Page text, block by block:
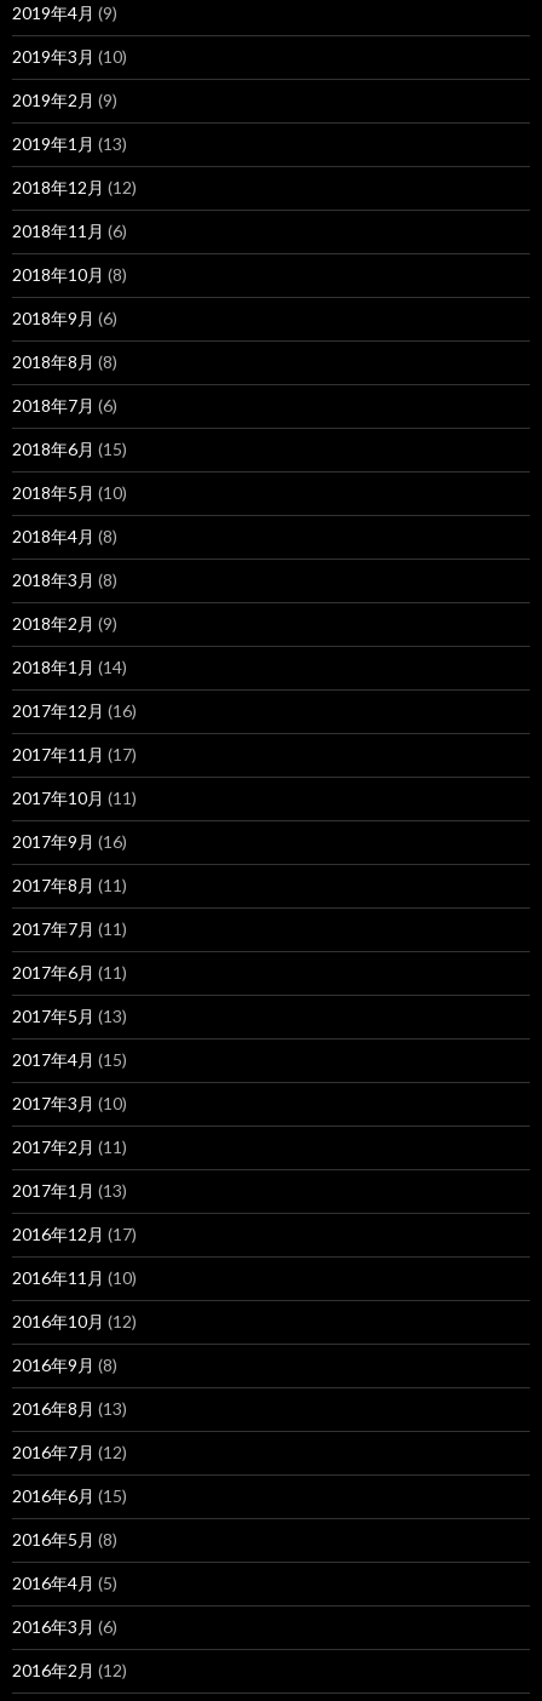
2019年4月 (9)
2019年3月 (10)
2019年2月 (9)
2019年1月 (13)
2018年12月 (12)
2018年11月 (6)
2018年10月 (8)
2018年9月 (6)
2018年8月 (8)
2018年7月 (6)
2018年6月 (15)
2018年5月 (10)
2018年4月 (8)
2018年3月 (8)
2018年2月 (9)
2018年1月 (14)
2017年12月 (16)
2017年11月 (17)
2017年10月 (11)
2017年9月 (16)
2017年8月 (11)
2017年7月 (11)
2017年6月 (11)
2017年5月 (13)
2017年4月 (15)
2017年3月 (10)
2017年2月 (11)
2017年1月 (13)
2016年12月 (17)
2016年11月 (10)
2016年10月 (12)
2016年9月 (8)
2016年8月 (13)
2016年7月 (12)
2016年6月 (15)
2016年5月 (8)
2016年4月 (5)
2016年3月 (6)
2016年2月 (12)